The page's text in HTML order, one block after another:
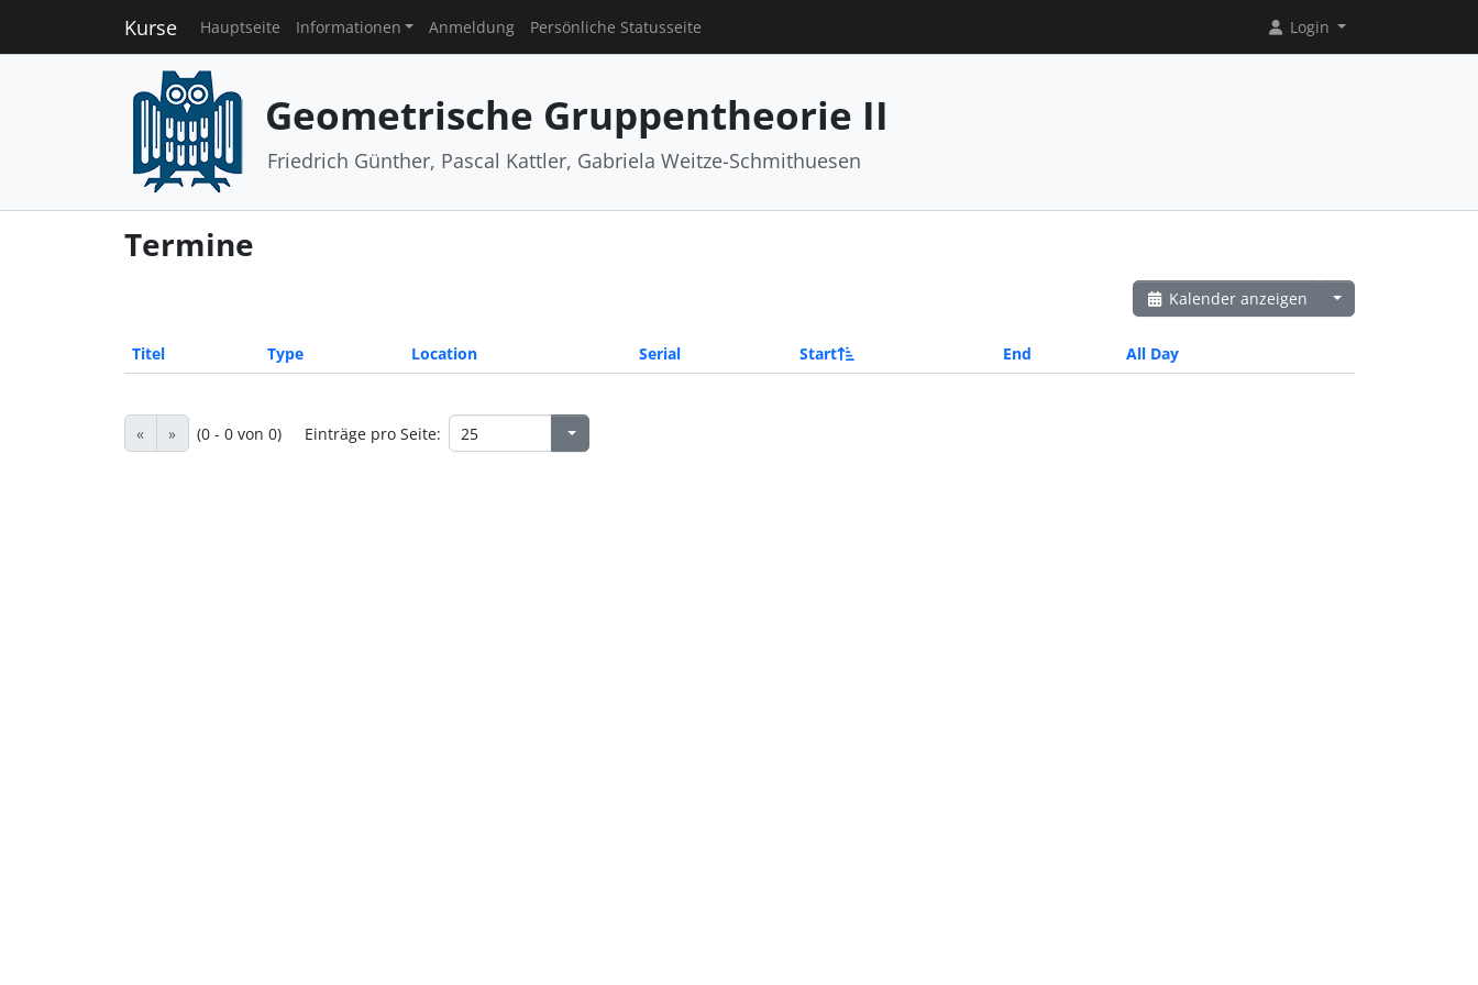
Kurse Hauptseite Informationen Anmeldung Persönliche Statusseite Login
Geometrische Gruppentheorie II
Friedrich Günther, Pascal Kattler, Gabriela Weitze-Schmithuesen
Termine
Kalender anzeigen
Titel Type Location Serial Start End All Day
« » (0 - 0 von 0) Einträge pro Seite: